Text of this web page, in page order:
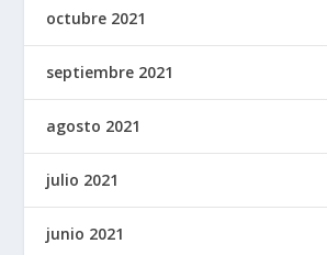
octubre 2021
septiembre 2021
agosto 2021
julio 2021
junio 2021